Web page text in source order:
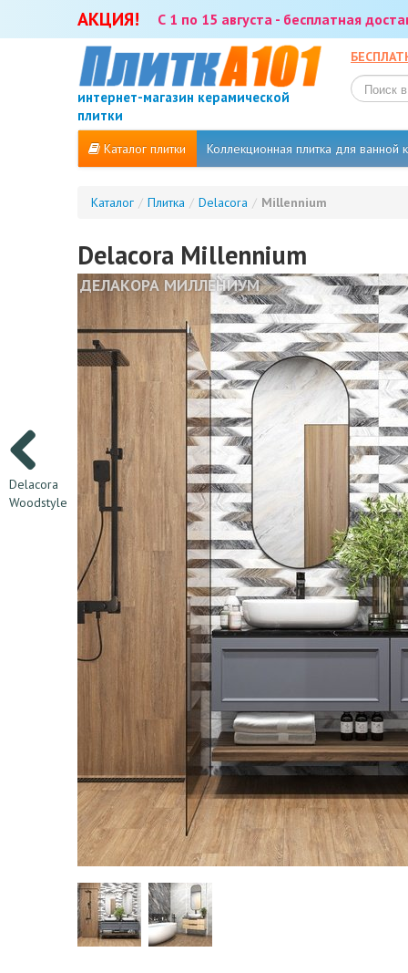
АКЦИЯ! С 1 по 15 августа - бесплатная
интернет-магазин керамической
плитки
Каталог плитки Коллекционная плитка для ванной
Каталог / Плитка / Delacora / Millennium
Delacora
Woodstyle
Delacora Millennium
ДЕЛАКОРА МИЛЛЕНИУМ